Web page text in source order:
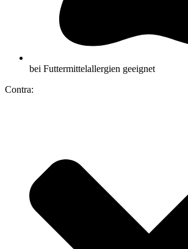
bei Futtermittelallergien geeignet
Contra: